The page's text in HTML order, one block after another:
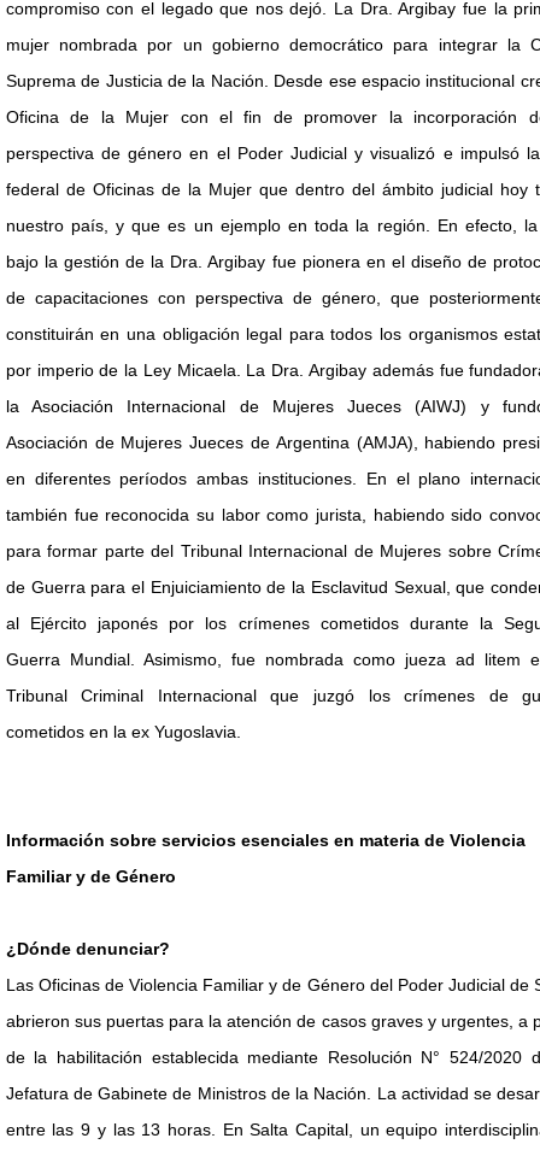
compromiso con el legado que nos dejó. La Dra. Argibay fue la
mujer nombrada por un gobierno democrático para integrar la
Suprema de Justicia de la Nación. Desde ese espacio institucional
Oficina de la Mujer con el fin de promover la incorporación
perspectiva de género en el Poder Judicial y visualizó e impulsó
federal de Oficinas de la Mujer que dentro del ámbito judicial hoy
nuestro país, y que es un ejemplo en toda la región. En efecto,
bajo la gestión de la Dra. Argibay fue pionera en el diseño de
de capacitaciones con perspectiva de género, que
constituirán en una obligación legal para todos los organismos
por imperio de la Ley Micaela. La Dra. Argibay además fue
la Asociación Internacional de Mujeres Jueces (AIWJ) y
Asociación de Mujeres Jueces de Argentina (AMJA), habiendo
en diferentes períodos ambas instituciones. En el plano
también fue reconocida su labor como jurista, habiendo sido
para formar parte del Tribunal Internacional de Mujeres sobre
de Guerra para el Enjuiciamiento de la Esclavitud Sexual, que
al Ejército japonés por los crímenes cometidos durante la
Guerra Mundial. Asimismo, fue nombrada como jueza ad litem
Tribunal Criminal Internacional que juzgó los crímenes de
cometidos en la ex Yugoslavia.
Información sobre servicios esenciales en materia de Violencia
Familiar y de Género
¿Dónde denunciar?
Las Oficinas de Violencia Familiar y de Género del Poder Judicial de
abrieron sus puertas para la atención de casos graves y urgentes, a
de la habilitación establecida mediante Resolución N° 524/2020
Jefatura de Gabinete de Ministros de la Nación. La actividad se
entre las 9 y las 13 horas. En Salta Capital, un equipo